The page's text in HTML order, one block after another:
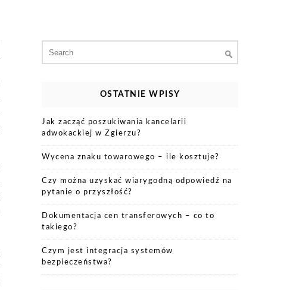
for:
OSTATNIE WPISY
Jak zacząć poszukiwania kancelarii
adwokackiej w Zgierzu?
Wycena znaku towarowego – ile kosztuje?
Czy można uzyskać wiarygodną odpowiedź na
pytanie o przyszłość?
Dokumentacja cen transferowych – co to
takiego?
Czym jest integracja systemów
bezpieczeństwa?